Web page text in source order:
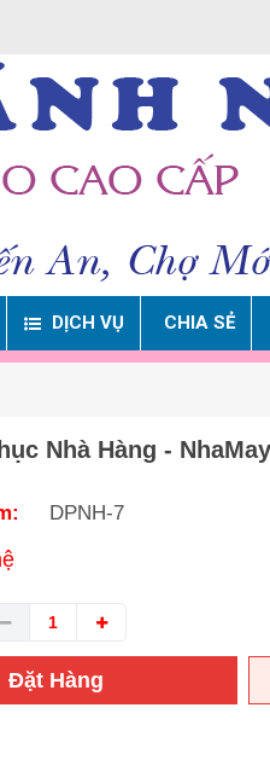
DỊCH VỤ CHIA SẺ
Nhà Hàng -
DPNH-7
Đặt Hàng